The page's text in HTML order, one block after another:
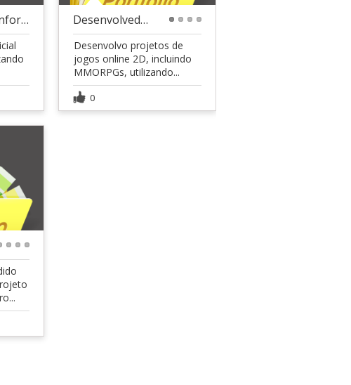
Perito Judicial em Informática Ativo Desenvolvedor de MMORPG 2D e Sistemas Online
Desenvolvo projetos de
jogos online 2D, incluindo
MMORPGs, utilizando...
0